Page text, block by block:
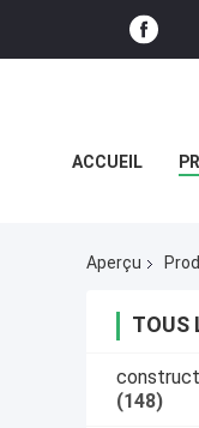
ACCUEIL
Aperçu
TOUS
(148)